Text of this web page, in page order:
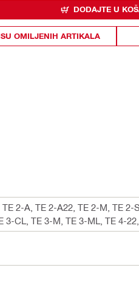
DODAJTE U
OMILJENIH ARTIKALA
TE 2-A, TE 2-A22, TE 2-M, TE
3-CL, TE 3-M, TE 3-ML, TE 4-